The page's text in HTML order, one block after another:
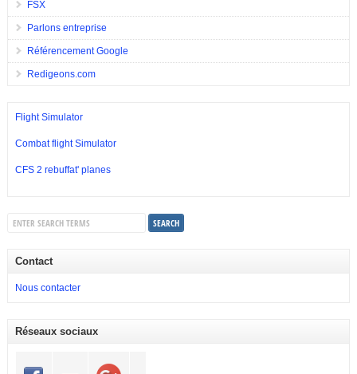
FSX
Parlons entreprise
Référencement Google
Redigeons.com
Flight Simulator
Combat flight Simulator
CFS 2 rebuffat' planes
Contact
Nous contacter
Réseaux sociaux